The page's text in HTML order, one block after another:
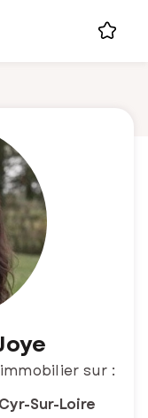
sur :
Sur-Loire